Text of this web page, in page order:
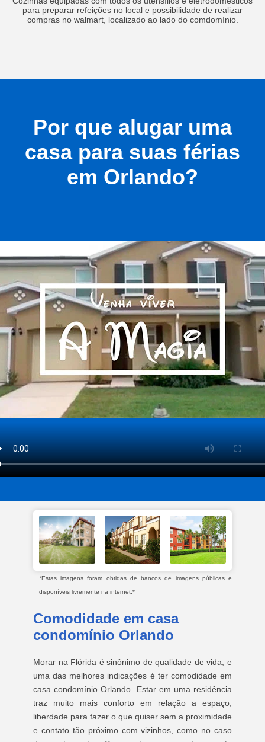
para preparar refeições no local e possibilidade de realizar
compras no walmart, localizado ao lado do comdomínio.
Por que alugar uma
casa para suas férias
em Orlando?
*Estas imagens foram obtidas de bancos de imagens públicas e
disponíveis livremente na internet.*
Comodidade em casa
condomínio Orlando
Morar na Flórida é sinônimo de qualidade de vida, e
uma das melhores indicações é ter comodidade em
casa condomínio Orlando. Estar em uma residência
traz muito mais conforto em relação a espaço,
liberdade para fazer o que quiser sem a proximidade
e contato tão próximo com vizinhos, como no caso